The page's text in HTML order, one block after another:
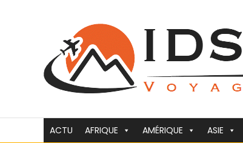
ACTU AFRIQUE AMÉRIQUE ASIE